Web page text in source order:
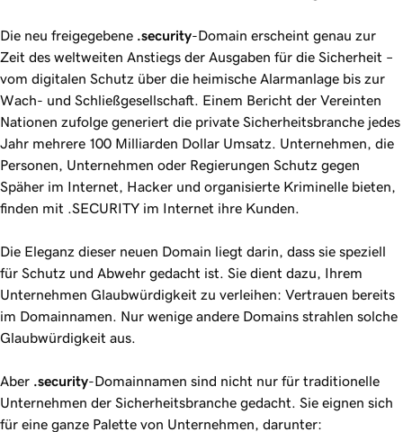
Die neu freigegebene .security-Domain erscheint genau zur
Zeit des weltweiten Anstiegs der Ausgaben für die Sicherheit –
vom digitalen Schutz über die heimische Alarmanlage bis zur
Wach- und Schließgesellschaft. Einem Bericht der Vereinten
Nationen zufolge generiert die private Sicherheitsbranche jedes
Jahr mehrere 100 Milliarden Dollar Umsatz. Unternehmen, die
Personen, Unternehmen oder Regierungen Schutz gegen
Späher im Internet, Hacker und organisierte Kriminelle bieten,
finden mit .SECURITY im Internet ihre Kunden.
Die Eleganz dieser neuen Domain liegt darin, dass sie speziell
für Schutz und Abwehr gedacht ist. Sie dient dazu, Ihrem
Unternehmen Glaubwürdigkeit zu verleihen: Vertrauen bereits
im Domainnamen. Nur wenige andere Domains strahlen solche
Glaubwürdigkeit aus.
Aber .security-Domainnamen sind nicht nur für traditionelle
Unternehmen der Sicherheitsbranche gedacht. Sie eignen sich
für eine ganze Palette von Unternehmen, darunter: